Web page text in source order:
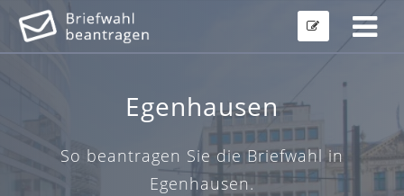
Egenhausen
So beantragen Sie die Briefwahl in
Egenhausen.